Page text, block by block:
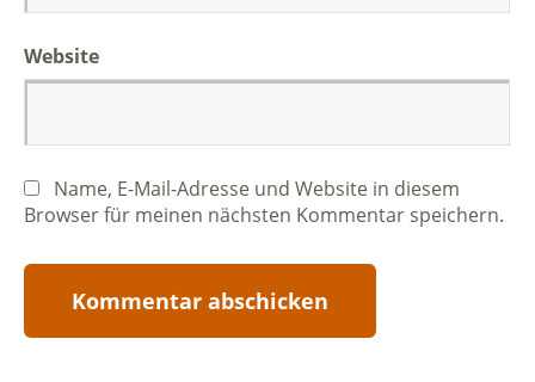
Website
Name, E-Mail-Adresse und Website in diesem
Browser für meinen nächsten Kommentar speichern.